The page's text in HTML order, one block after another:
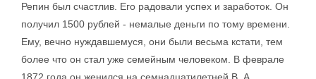
Репин был счастлив. Его радовали успех и заработок. Он
получил 1500 рублей - немалые деньги по тому времени.
Ему, вечно нуждавшемуся, они были весьма кстати, тем
более что он стал уже семейным человеком. В феврале